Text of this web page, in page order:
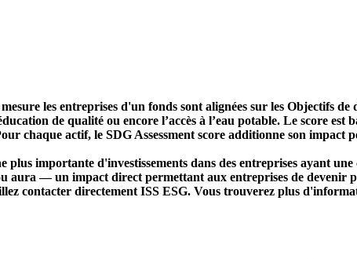
les entreprises d'un fonds sont alignées sur les Objectifs
de qualité ou encore l’accès à l’eau potable. Le score est
chaque actif, le SDG Assessment score additionne son
plus importante d'investissements dans des entreprises ayant
aura — un impact direct permettant aux entreprises de devenir
contacter directement ISS ESG. Vous trouverez plus